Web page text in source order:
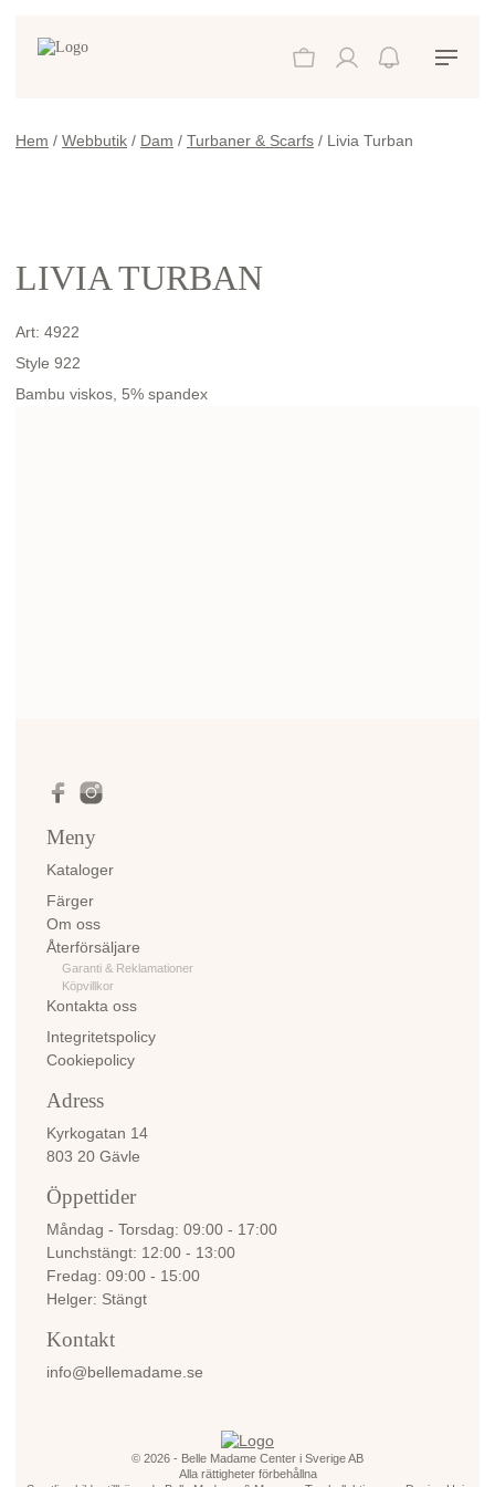
Hem / Webbutik / Dam / Turbaner & Scarfs / Livia Turban
LIVIA TURBAN
Art: 4922
Style 922
Bambu viskos, 5% spandex
Meny
Kataloger
Färger
Om oss
Återförsäljare
Garanti & Reklamationer
Köpvillkor
Kontakta oss
Integritetspolicy
Cookiepolicy
Adress
Kyrkogatan 14
803 20 Gävle
Öppettider
Måndag - Torsdag 09:00 - 17:00
Lunchstängt 12:00 - 13:00
Fredag 09:00 - 15:00
Helger Stängt
Kontakt
info@bellemadame.se
© 2026 - Belle Madame Center i Sverige AB
Alla rättigheter förbehållna